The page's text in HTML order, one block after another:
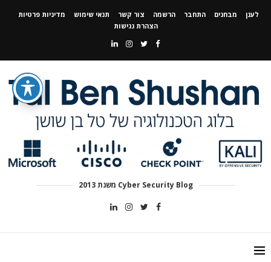
לענן מבחנים התחבר הרשמה צור קשר תנאי שימוש
מדיניות פרטיות
הצהרת נגישות
Cyber Security Blog משנת 2013